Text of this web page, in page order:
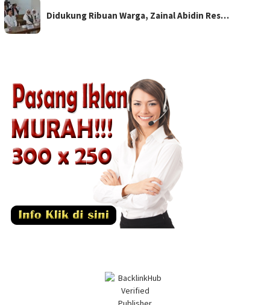
Didukung Ribuan Warga, Zainal Abidin Res…